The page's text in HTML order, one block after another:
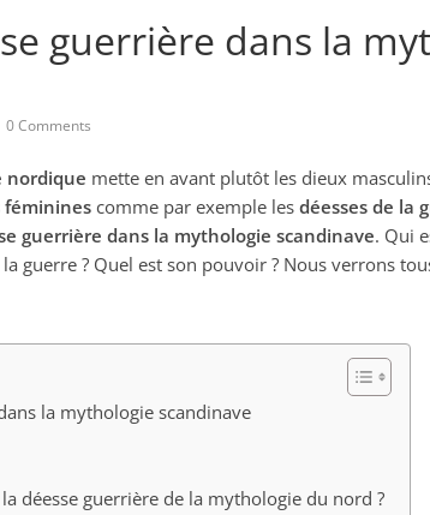
guerrière dans la
0 Comments
nordique mette en avant plutôt les dieux
fémininescomme par exemple les déesses de la
guerrière dans la mythologie scandinave. Qui
guerre ? Quel est son pouvoir ? Nous verrons
la mythologie scandinave
déesse guerrière de la mythologie du nord ?